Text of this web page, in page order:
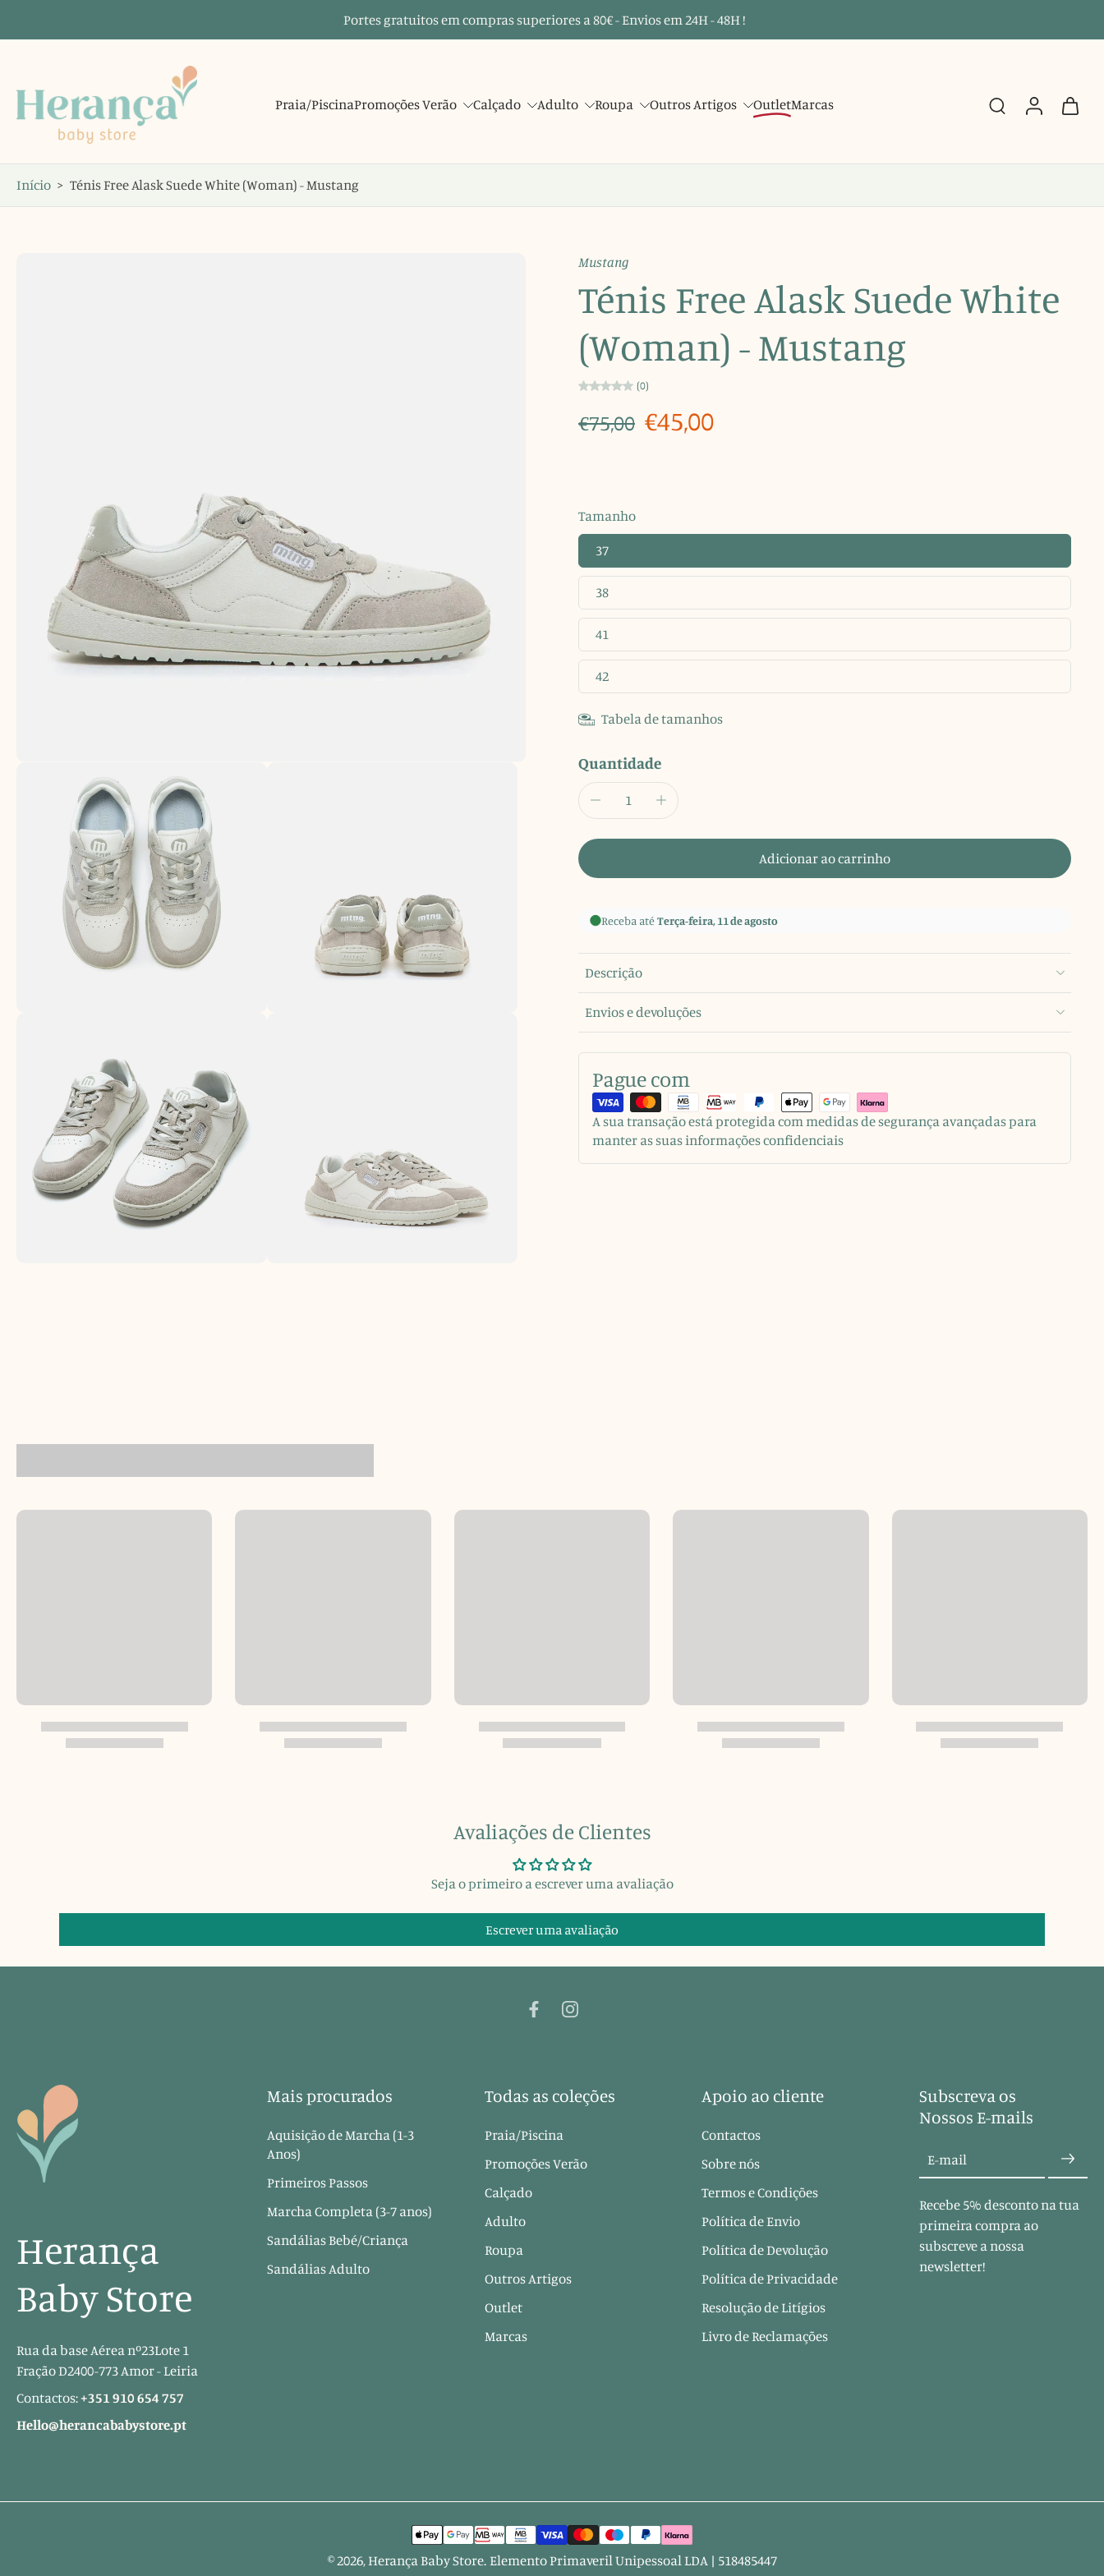
para
Portes gratuitos em compras superiores a 80€ - Envios em 24H - 48H !
Praia/PiscinaPromoções Verão Calçado Adulto Roupa Outros Artigos OutletMarcas
Início > Ténis Free Alask Suede White (Woman) - Mustang
Mustang
Ténis Free Alask Suede White
(Woman) - Mustang
(0)
€75,00 €45,00
Tamanho
37
38
41
42
Tabela de tamanhos
Quantidade
Adicionar ao carrinho
Receba atéTerça-feira, 11 de agosto
Descrição
Envios e devoluções
Pague com
A sua transação está protegida com medidas de segurança avançadas para
manter as suas informações confidenciais
Avaliações de Clientes
Seja o primeiro a escrever uma avaliação
Escrever uma avaliação
Herança
Baby Store
Rua da base Aérea nº23Lote 1
Fração D2400-773 Amor - Leiria
Contactos: +351 910 654 757
Hello@herancababystore.pt
Mais procurados
Aquisição de Marcha (1-3
Anos)
Primeiros Passos
Marcha Completa (3-7 anos)
Sandálias Bebé/Criança
Sandálias Adulto
Todas as coleções
Praia/Piscina
Promoções Verão
Calçado
Adulto
Roupa
Outros Artigos
Outlet
Marcas
Apoio ao cliente
Contactos
Sobre nós
Termos e Condições
Política de Envio
Política de Devolução
Política de Privacidade
Resolução de Litígios
Livro de Reclamações
Subscreva os
Nossos E-mails
E-mail
Recebe 5% desconto na tua
primeira compra ao
subscreve a nossa
newsletter!
© 2026,Herança Baby Store. Elemento Primaveril Unipessoal LDA | 518485447